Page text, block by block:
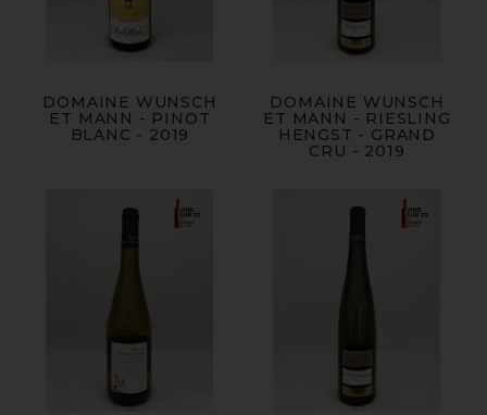
DOMAINE WUNSCH
ET MANN - PINOT
BLANC - 2019
DOMAINE WUNSCH
ET MANN - RIESLING
HENGST - GRAND
CRU - 2019